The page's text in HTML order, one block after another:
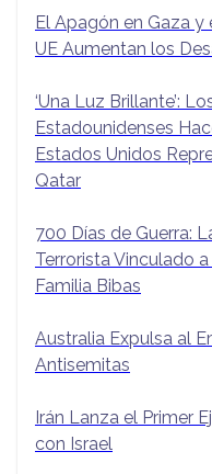
El Apagón en Gaza
UE Aumentan los
‘Una Luz Brillante’:
Estadounidenses
Estados Unidos
Qatar
700 Días de Guerra:
Terrorista Vinculado
Familia Bibas
Australia Expulsa al
Antisemitas
Irán Lanza el Primer
con Israel